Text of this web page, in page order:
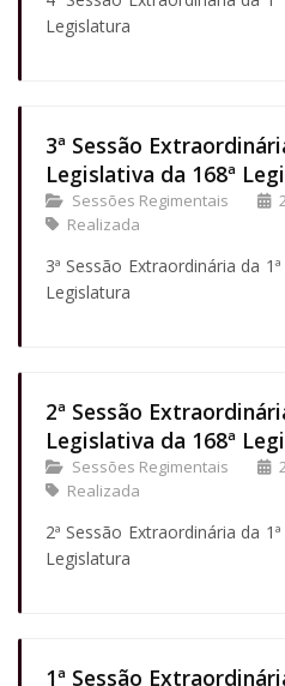
Legislatura
3ª Sessão
Legislativa da 168ª
Sessões Regimentais
Realizada
3ª Sessão Extraordinária da
Legislatura
2ª Sessão
Legislativa da 168ª
Sessões Regimentais
Realizada
2ª Sessão Extraordinária da
Legislatura
1ª Sessão